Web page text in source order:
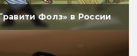
Фолз» в России